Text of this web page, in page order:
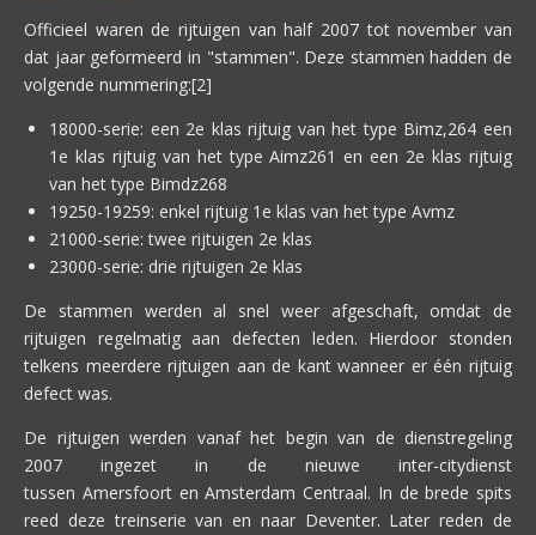
Officieel waren de rijtuigen van half 2007 tot november van
dat jaar geformeerd in "stammen". Deze stammen hadden de
volgende nummering:[2]
18000-serie: een 2e klas rijtuig van het type Bimz,264 een
1e klas rijtuig van het type Aimz261 en een 2e klas rijtuig
van het type Bimdz268
19250-19259: enkel rijtuig 1e klas van het type Avmz
21000-serie: twee rijtuigen 2e klas
23000-serie: drie rijtuigen 2e klas
De stammen werden al snel weer afgeschaft, omdat de
rijtuigen regelmatig aan defecten leden. Hierdoor stonden
telkens meerdere rijtuigen aan de kant wanneer er één rijtuig
defect was.
De rijtuigen werden vanaf het begin van de dienstregeling
2007 ingezet in de nieuwe inter-citydienst
tussen Amersfoort en Amsterdam Centraal. In de brede spits
reed deze treinserie van en naar Deventer. Later reden de